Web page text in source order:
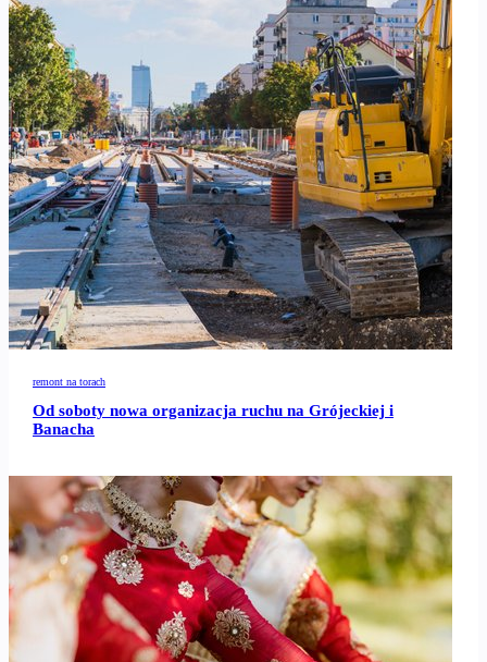
remont na torach
Od soboty nowa organizacja ruchu na Grójeckiej i
Banacha